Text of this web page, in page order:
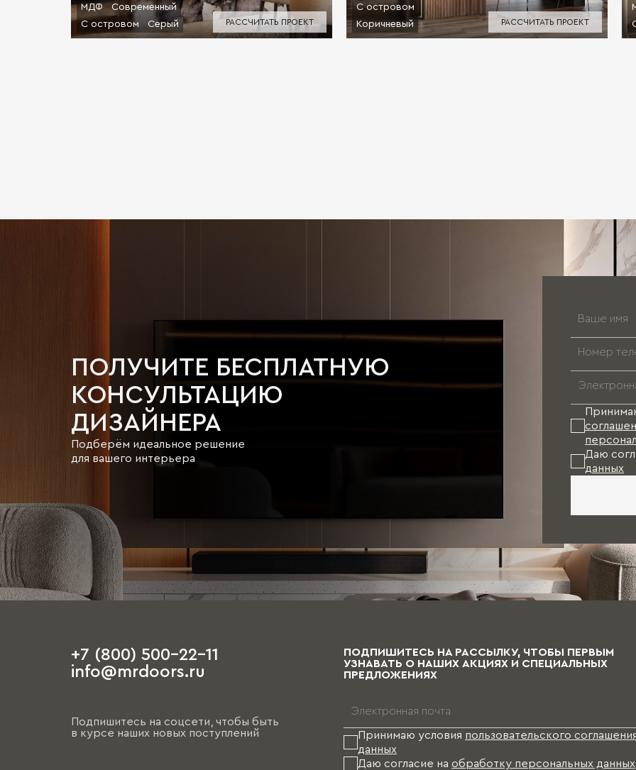
МДФ
Современный
С островом
Серый РАССЧИТАТЬ ПРОЕКТ
С островом
Коричневый
РАССЧИТАТЬ ПРОЕКТ
ПОЛУЧИТЕ БЕСПЛАТНУЮ
КОНСУЛЬТАЦИЮ
ДИЗАЙНЕРА
Подберём идеальное решение
для вашего интерьера
Даю
данных
+7 (800) 500-22-11
info@mrdoors.ru
Подпишитесь на соцсети, чтобы быть
в курсе наших новых поступлений
ПОДПИШИТЕСЬ НА РАССЫЛКУ, ЧТОБЫ ПЕРВЫМ
УЗНАВАТЬ О НАШИХ АКЦИЯХ И СПЕЦИАЛЬНЫХ
ПРЕДЛОЖЕНИЯХ
Принимаю условия пользовательского
данных
Даю согласие на обработку персональных данных